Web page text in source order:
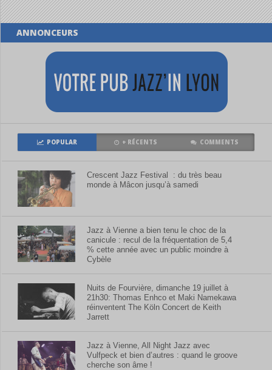
ANNONCEURS
POPULAR + RÉCENTS COMMENTS
Crescent Jazz Festival : du très beau
monde à Mâcon jusqu’à samedi
Jazz à Vienne a bien tenu le choc de la
canicule : recul de la fréquentation de 5,4
% cette année avec un public moindre à
Cybèle
Nuits de Fourvière, dimanche 19 juillet à
21h30: Thomas Enhco et Maki Namekawa
réinventent The Köln Concert de Keith
Jarrett
Jazz à Vienne, All Night Jazz avec
Vulfpeck et bien d’autres : quand le groove
cherche son âme !